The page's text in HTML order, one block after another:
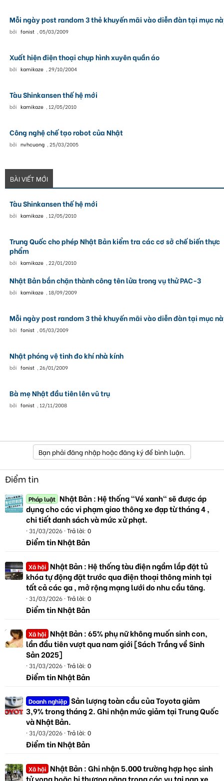
Mỗi ngày post random 3 thẻ khuyến mãi vào diễn đàn tại mục
bởi fonist ,05/03/2009
Xuất hiện điện thoại chụp hình xuyên quần áo
bởi kamikaze ,29/10/2004
Tàu Shinkansen thế hệ mới
bởi kamikaze , 12/05/2010
Công nghệ chế tạo robot của Nhật
bởi nvhcuong ,25/03/2005
BÀI VIẾT MỚI
Tàu Shinkansen thế hệ mới
bởi kamikaze , 12/05/2010
Trung Quốc cho phép Nhật Bản kiểm tra các cơ sở chế biến thực
phẩm
bởi kamikaze ,22/01/2010
Nhật Bản bắn chặn thành công tên lửa trong vụ thử PAC-3
bởi kamikaze , 18/09/2009
Mỗi ngày post random 3 thẻ khuyến mãi vào diễn đàn tại mục
bởi fonist ,05/03/2009
Nhật phóng vệ tinh đo khí nhà kính
bởi fonist ,26/01/2009
Bà mẹ Nhật đầu tiên lên vũ trụ
bởi fonist , 12/11/2008
Bạn phải đăng nhập hoặc đăng ký để bình luận.
Điểm tin
Pháp luật Nhật Bản : Hệ thống "Vé xanh" sẽ được áp
dụng cho các vi phạm giao thông xe đạp từ tháng 4 ,
chi tiết danh sách và mức xử phạt.
31/03/2026 Trả lời: 0
Điểm tin Nhật Bản
Xã hội Nhật Bản : Hệ thống tàu điện ngầm lắp đặt tủ
khóa tự động đặt trước qua điện thoại thông minh tại
tất cả các ga , mở rộng mạng lưới do nhu cầu tăng.
31/03/2026 Trả lời: 0
Điểm tin Nhật Bản
Xã hội Nhật Bản : 65% phụ nữ không muốn sinh con,
lần đầu tiên vượt qua nam giới [Sách Trắng về Sinh
Sản 2025]
31/03/2026 Trả lời: 0
Điểm tin Nhật Bản
Doanh nghiệp Sản lượng toàn cầu của Toyota giảm
3,9% trong tháng 2. Ghi nhận mức giảm tại Trung Quốc
và Nhật Bản.
31/03/2026 Trả lời: 0
Điểm tin Nhật Bản
Xã hội Nhật Bản : Ghi nhận 5.000 trường hợp học sinh
tử vong hoặc bị thương nặng trong các vụ tai nạn xe